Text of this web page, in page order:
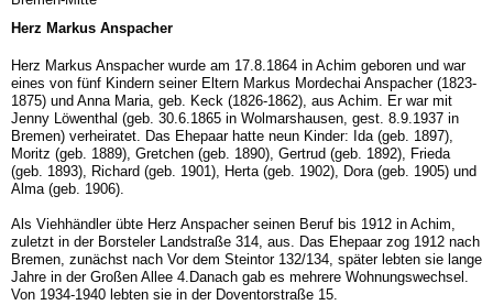
Herz Markus Anspacher
Herz Markus Anspacher wurde am 17.8.1864 in Achim geboren und war
eines von fünf Kindern seiner Eltern Markus Mordechai Anspacher (1823-
1875) und Anna Maria, geb. Keck (1826-1862), aus Achim. Er war mit
Jenny Löwenthal (geb. 30.6.1865 in Wolmarshausen, gest. 8.9.1937 in
Bremen) verheiratet. Das Ehepaar hatte neun Kinder: Ida (geb. 1897),
Moritz (geb. 1889), Gretchen (geb. 1890), Gertrud (geb. 1892), Frieda
(geb. 1893), Richard (geb. 1901), Herta (geb. 1902), Dora (geb. 1905) und
Alma (geb. 1906).
Als Viehhändler übte Herz Anspacher seinen Beruf bis 1912 in Achim,
zuletzt in der Borsteler Landstraße 314, aus. Das Ehepaar zog 1912 nach
Bremen, zunächst nach Vor dem Steintor 132/134, später lebten sie lange
Jahre in der Großen Allee 4.Danach gab es mehrere Wohnungswechsel.
Von 1934-1940 lebten sie in der Doventorstraße 15.